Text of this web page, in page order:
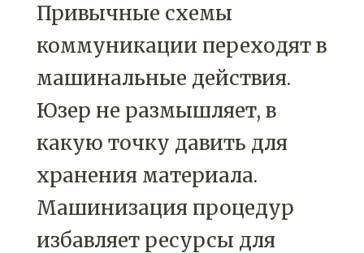
Привычные схемы
коммуникации переходят в
машинальные действия.
Юзер не размышляет, в
какую точку давить для
хранения материала.
Машинизация процедур
избавляет ресурсы для